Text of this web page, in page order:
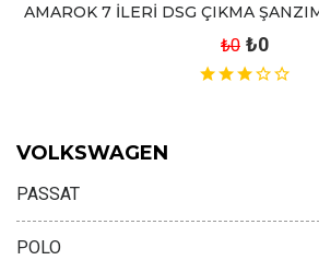
AMAROK 7 İLERİ DSG ÇIKMA
₺0 ₺0
VOLKSWAGEN
PASSAT
POLO